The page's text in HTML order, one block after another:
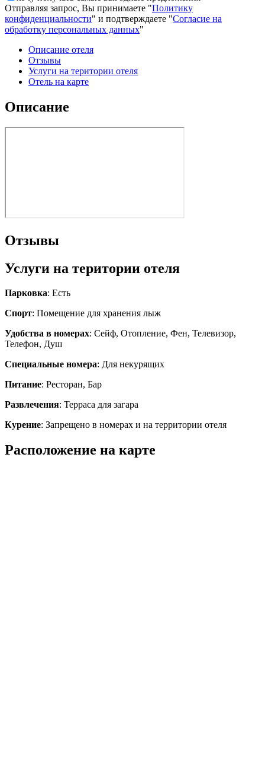
Отправляя запрос, Вы принимаете "Политику
конфиденциальности" и подтверждаете "Согласие на
обработку персональных данных"
Описание отеля
Отзывы
Услуги на територии отеля
Отель на карте
Описание
Отзывы
Услуги на територии отеля
Парковка: Есть
Спорт: Помещение для хранения лыж
Удобства в номерах: Сейф, Отопление, Фен, Телевизор,
Телефон, Душ
Специальные номера: Для некурящих
Питание: Ресторан, Бар
Развлечения: Терраса для загара
Курение: Запрещено в номерах и на территории отеля
Расположение на карте